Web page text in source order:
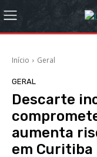
Início Geral
GERAL
Descarte
aumenta
em Curitiba